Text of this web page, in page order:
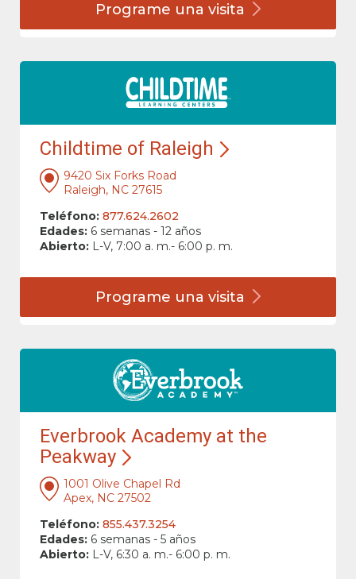
Programe una visita
Childtime of Raleigh
9420 Six Forks Road
Raleigh, NC 27615
Teléfono: 877.624.2602
Edades: 6 semanas - 12 años
Abierto: L-V, 7:00 a. m.- 6:00 p. m.
Programe una visita
Everbrook Academy at the
Peakway
1001 Olive Chapel Rd
Apex, NC 27502
Teléfono: 855.437.3254
Edades: 6 semanas - 5 años
Abierto: L-V, 6:30 a. m.- 6:00 p. m.